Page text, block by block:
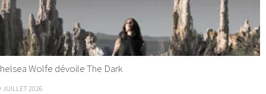
Wolfe dévoile The Dark
JUILLET 2026